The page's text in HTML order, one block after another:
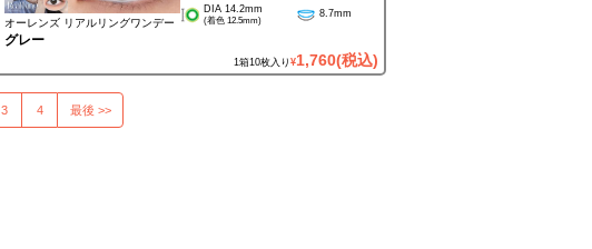
オーレンズ リアルリングワンデー
グレー
DIA 14.2mm
(着色 12.5mm)
8.7mm
1箱10枚入り ¥1,760(税込)
3 4 最後 >>